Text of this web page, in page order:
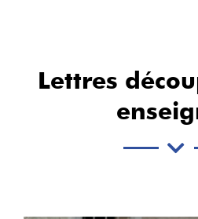
Lettres